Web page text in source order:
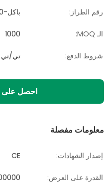
رقم الطراز: باكل-S600
الـ MOQ: 1000
شروط الدفع: تي/تي
احصل
معلومات مفصلة
إصدار الشهادات: CE
القدرة على العرض: 100000 قطعة